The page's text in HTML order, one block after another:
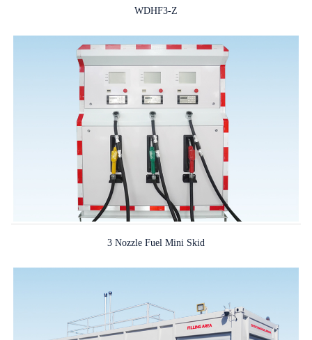
WDHF3-Z
3 Nozzle Fuel Mini Skid